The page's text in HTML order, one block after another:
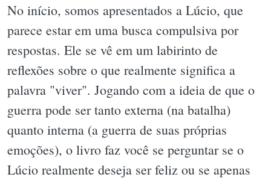
No início, somos apresentados a Lúcio, que
parece estar em uma busca compulsiva por
respostas. Ele se vê em um labirinto de
reflexões sobre o que realmente significa a
palavra "viver". Jogando com a ideia de que o
guerra pode ser tanto externa (na batalha)
quanto interna (a guerra de suas próprias
emoções), o livro faz você se perguntar se o
Lúcio realmente deseja ser feliz ou se apenas